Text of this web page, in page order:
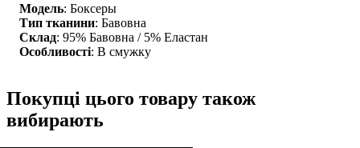
Модель: Боксеры
Тип тканини: Бавовна
Склад: 95% Бавовна / 5% Еластан
Особливості: В смужку
Покупці цього товару також
вибирають